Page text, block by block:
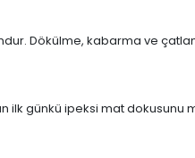
Dökülme, kabarma ve
ilk günkü ipeksi mat